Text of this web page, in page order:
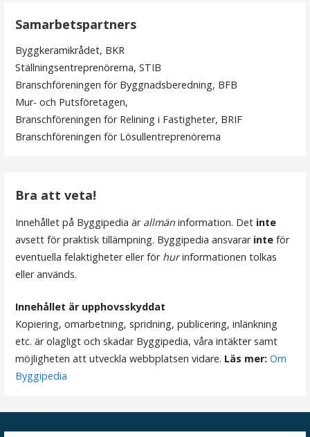
g
n
n
Samarbetspartners
Byggkeramikrådet, BKR
Ställningsentreprenörerna, STIB
Branschföreningen för Byggnadsberedning, BFB
Mur- och Putsföretagen,
Branschföreningen för Relining i Fastigheter, BRIF
Branschföreningen för Lösullentreprenörerna
Bra att veta!
Innehållet på Byggipedia är allmän information. Det inte
avsett för praktisk tillämpning. Byggipedia ansvarar inte för
eventuella felaktigheter eller för hurinformationen tolkas
eller används.
Innehållet är upphovsskyddat
Kopiering, omarbetning, spridning, publicering, inlänkning
etc. är olagligt och skadar Byggipedia, våra intäkter samt
möjligheten att utveckla webbplatsen vidare. Läs mer: Om
Byggipedia